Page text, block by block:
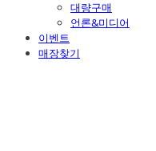
대량구매
언론&미디어
이벤트
매장찾기